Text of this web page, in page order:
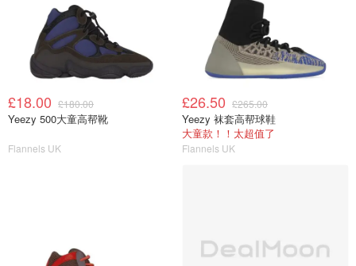
£18.00 £180.00
Yeezy 500大童高帮靴
Flannels UK
£26.50 £265.00
Yeezy 袜套高帮球鞋
大童款！！太超值了
Flannels UK